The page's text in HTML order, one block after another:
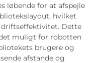
løbende for at afspejle
hvilket
Dette
muligt for robotten
brugere og
afstande og